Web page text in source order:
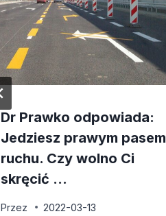
Dr Prawko odpowiada:
Jedziesz prawym pasem
ruchu. Czy wolno Ci
skręcić …
Przez 2022-03-13